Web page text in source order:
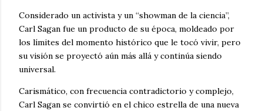
Considerado un activista y un “showman de la ciencia”,
Carl Sagan fue un producto de su época, moldeado por
los límites del momento histórico que le tocó vivir, pero
su visión se proyectó aún más allá y continúa siendo
universal.
Carismático, con frecuencia contradictorio y complejo,
Carl Sagan se convirtió en el chico estrella de una nueva